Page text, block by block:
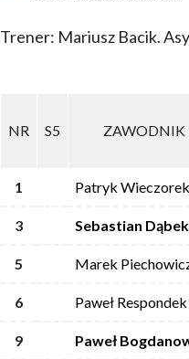
Trener: Mariusz Bacik.
NR S5 ZAWODNIK
1 Patryk Wieczorek
3 Sebastian Dąbek
5 Marek
6 Paweł Respondek
9 Paweł
NR S5 ZAWODNIK
1 Patryk Wieczorek
3 Sebastian Dąbek
5 Marek
6 Paweł Respondek
9 Paweł